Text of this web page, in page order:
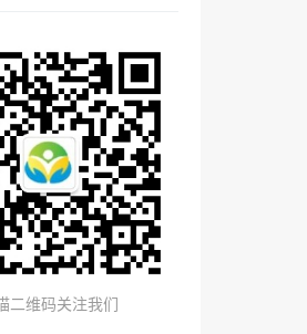
二维码关注我们